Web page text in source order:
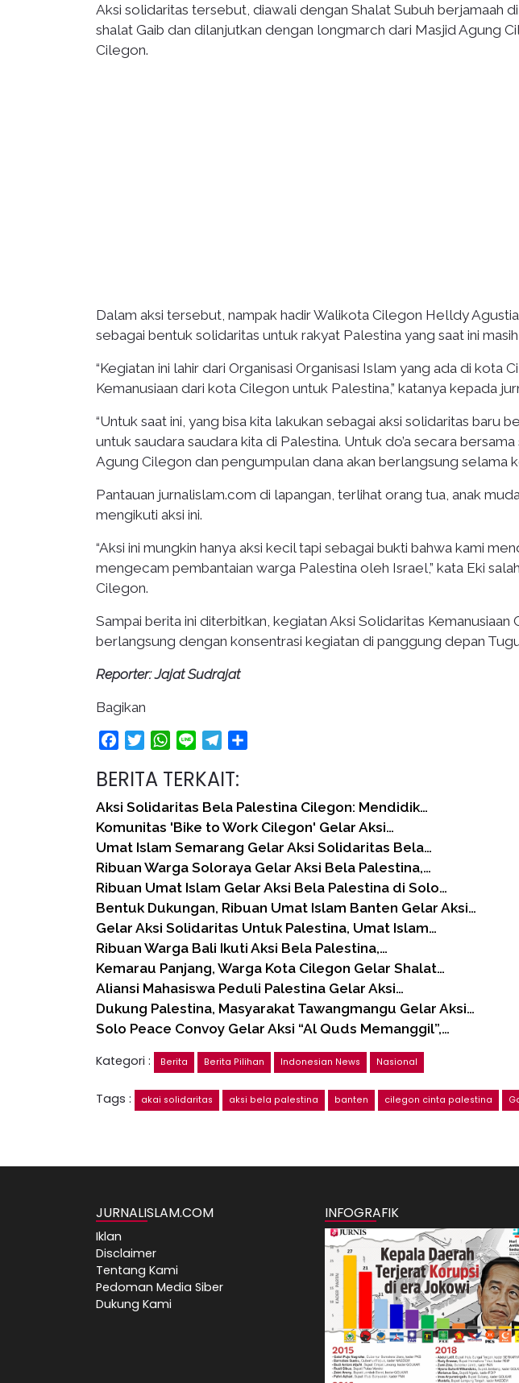
Aksi solidaritas tersebut, diawali dengan Shalat Subuh berjamaah
shalat Gaib dan dilanjutkan dengan longmarch dari Masjid Agung
Cilegon.
Dalam aksi tersebut, nampak hadir Walikota Cilegon Helldy
sebagai bentuk solidaritas untuk rakyat Palestina yang saat ini masih
“Kegiatan ini lahir dari Organisasi Organisasi Islam yang ada di kota
Kemanusiaan dari kota Cilegon untuk Palestina,” katanya kepada
“Untuk saat ini, yang bisa kita lakukan sebagai aksi solidaritas baru
untuk saudara saudara kita di Palestina. Untuk do’a secara
Agung Cilegon dan pengumpulan dana akan berlangsung selama
Pantauan jurnalislam.com di lapangan, terlihat orang tua, anak
mengikuti aksi ini.
“Aksi ini mungkin hanya aksi kecil tapi sebagai bukti bahwa kami
mengecam pembantaian warga Palestina oleh Israel,” kata Eki
Cilegon.
Sampai berita ini diterbitkan, kegiatan Aksi Solidaritas
berlangsung dengan konsentrasi kegiatan di panggung depan
Reporter: Jajat Sudrajat
Bagikan
FacebookTwitterWhatsApp
Line Telegram
BERITA TERKAIT:
Aksi Solidaritas Bela Palestina Cilegon: Mendidik…
Komunitas 'Bike to Work Cilegon' Gelar Aksi…
Umat Islam Semarang Gelar Aksi Solidaritas Bela…
Ribuan Warga Soloraya Gelar Aksi Bela Palestina,…
Ribuan Umat Islam Gelar Aksi Bela Palestina di Solo…
Bentuk Dukungan, Ribuan Umat Islam Banten Gelar Aksi…
Gelar Aksi Solidaritas Untuk Palestina, Umat Islam…
Ribuan Warga Bali Ikuti Aksi Bela Palestina,…
Kemarau Panjang, Warga Kota Cilegon Gelar Shalat…
Aliansi Mahasiswa Peduli Palestina Gelar Aksi…
Dukung Palestina, Masyarakat Tawangmangu Gelar Aksi…
Solo Peace Convoy Gelar Aksi “Al Quds Memanggil”,…
Kategori :
Berita Berita Pilihan Indonesian News Nasional
Tags : akai solidaritas aksi bela palestina banten cilegon cinta palestina
JURNALISLAM.COM
Iklan
Disclaimer
Tentang Kami
Pedoman Media Siber
Dukung Kami
INFOGRAFIK